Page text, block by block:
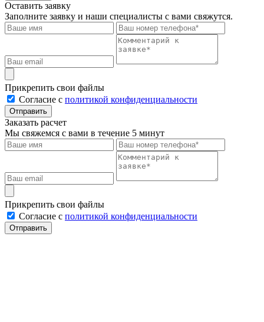
Оставить заявку
Заполните заявку и наши специалисты с вами свяжутся.
Прикрепить свои файлы
Cогласие с политикой конфиденциальности
Отправить
Заказать расчет
Мы свяжемся с вами в течение 5 минут
Прикрепить свои файлы
Cогласие с политикой конфиденциальности
Отправить